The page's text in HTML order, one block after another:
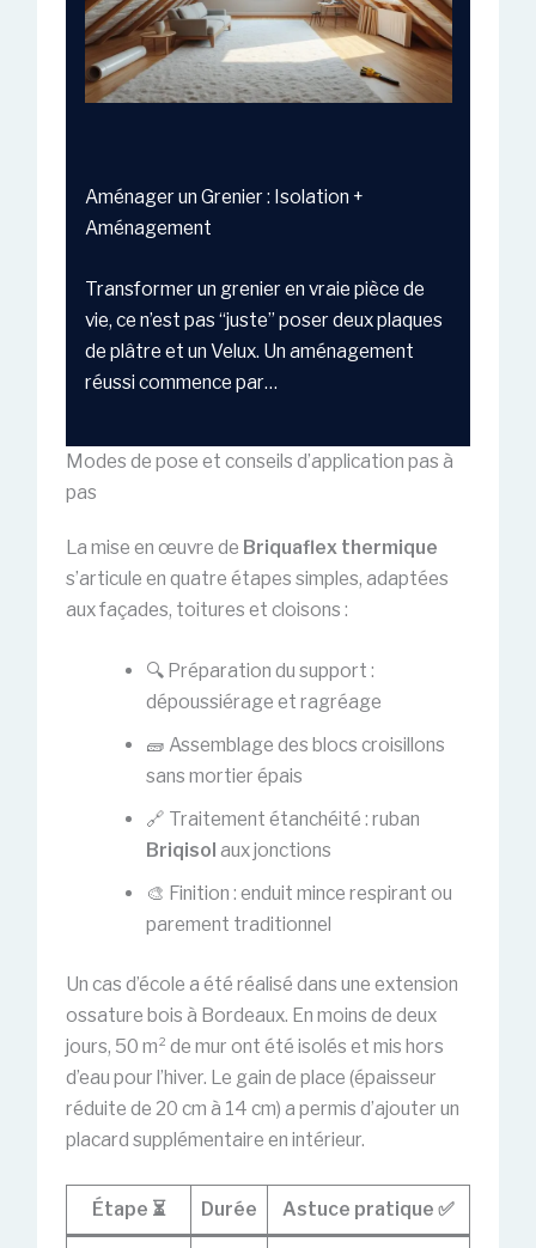
Aménager un Grenier : Isolation +
Aménagement
Transformer un grenier en vraie pièce de
vie, ce n’est pas “juste” poser deux plaques
de plâtre et un Velux. Un aménagement
réussi commence par…
Modes de pose et conseils d’application pas à
pas
La mise en œuvre de Briquaflex thermique
s’articule en quatre étapes simples, adaptées
aux façades, toitures et cloisons :
🔍 Préparation du support :
dépoussiérage et ragréage
🧱 Assemblage des blocs croisillons
sans mortier épais
🔗 Traitement étanchéité : ruban
Briqisol aux jonctions
🎨 Finition : enduit mince respirant ou
parement traditionnel
Un cas d’école a été réalisé dans une extension
ossature bois à Bordeaux. En moins de deux
jours, 50 m² de mur ont été isolés et mis hors
d’eau pour l’hiver. Le gain de place (épaisseur
réduite de 20 cm à 14 cm) a permis d’ajouter un
placard supplémentaire en intérieur.
Étape ⏳ Durée Astuce pratique ✅